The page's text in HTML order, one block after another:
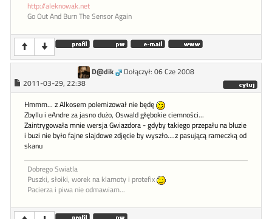
http://aleknowak.net
Go Out And Burn The Sensor Again
D@dik
Dołączył: 06 Cze 2008
2011-03-29, 22:38
Hmmm... z Alkosem polemizował nie będę
Zbyllu i eAndre za jasno dużo, Oswald głębokie ciemności...
Zaintrygowała mnie wersja Gwiazdora - gdyby takiego przepału na bluzie
i buzi nie było fajne slajdowe zdjęcie by wyszło....z pasującą rameczką od
skanu
Dobrego Swiatla
Puszki, słoiki, worek na klamoty i protefix
Pacierza i piwa nie odmawiam...